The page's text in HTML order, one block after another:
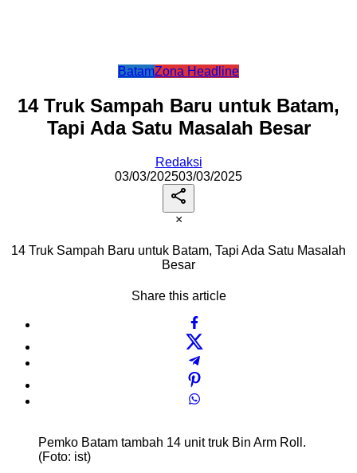
BatamZona Headline
14 Truk Sampah Baru untuk Batam,
Tapi Ada Satu Masalah Besar
Redaksi
03/03/202503/03/2025
×
14 Truk Sampah Baru untuk Batam, Tapi Ada Satu Masalah
Besar
Share this article
Pemko Batam tambah 14 unit truk Bin Arm Roll.
(Foto: ist)